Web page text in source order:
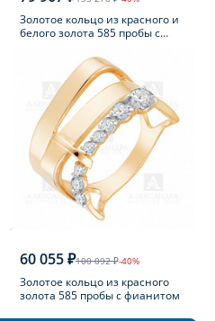
Золотое кольцо из красного и
белого золота 585 пробы с
60 055 ₽100 092 ₽-40%
Золотое кольцо из красного
золота 585 пробы с фианитом